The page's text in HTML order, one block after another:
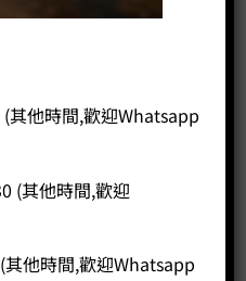
其他時間,歡迎Whatsapp
(其他時間,歡迎
他時間,歡迎Whatsapp